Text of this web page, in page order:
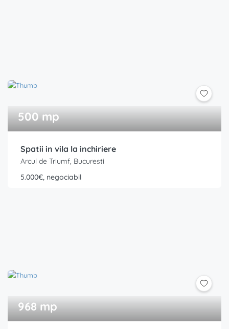
500 mp
Spatii in vila la inchiriere
Arcul de Triumf, Bucuresti
5.000€, negociabil
968 mp